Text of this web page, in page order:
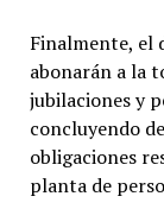
Finalmente, el
abonarán a la
jubilaciones y
concluyendo
obligaciones
planta de